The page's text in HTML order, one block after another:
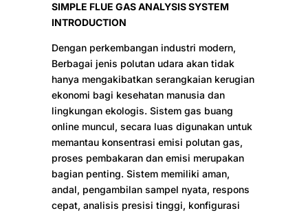
SIMPLE FLUE GAS ANALYSIS SYSTEM
INTRODUCTION
Dengan perkembangan industri modern,
Berbagai jenis polutan udara akan tidak
hanya mengakibatkan serangkaian kerugian
ekonomi bagi kesehatan manusia dan
lingkungan ekologis. Sistem gas buang
online muncul, secara luas digunakan untuk
memantau konsentrasi emisi polutan gas,
proses pembakaran dan emisi merupakan
bagian penting. Sistem memiliki aman,
andal, pengambilan sampel nyata, respons
cepat, analisis presisi tinggi, konfigurasi